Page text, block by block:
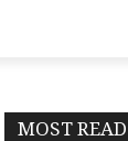
MOST READ